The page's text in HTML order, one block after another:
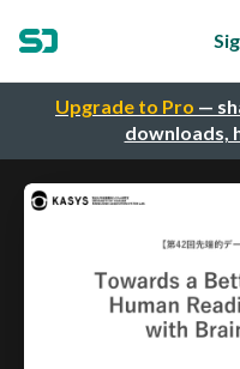
Upgrade to Pro —
downloads,